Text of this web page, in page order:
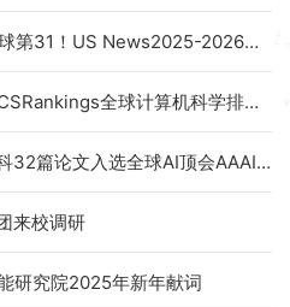
厦大人工智能全球第31！US News2025-2026全球人工智能最佳大学排名公布
厦大人工智能在CSRankings全球计算机科学排名中位列第37位
厦大人工智能学科32篇论文入选全球AI顶会AAAI2025 数量全国第一
来校调研
研究院2025年新年献词